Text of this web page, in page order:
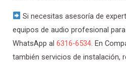
Si necesitas asesoría de
equipos de audio profesional
WhatsApp al 6316-6534. En
también servicios de instalación,